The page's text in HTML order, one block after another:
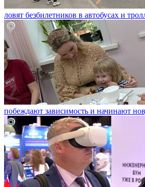
ловят безбилетников в автобусах и
побеждают зависимость и начинают